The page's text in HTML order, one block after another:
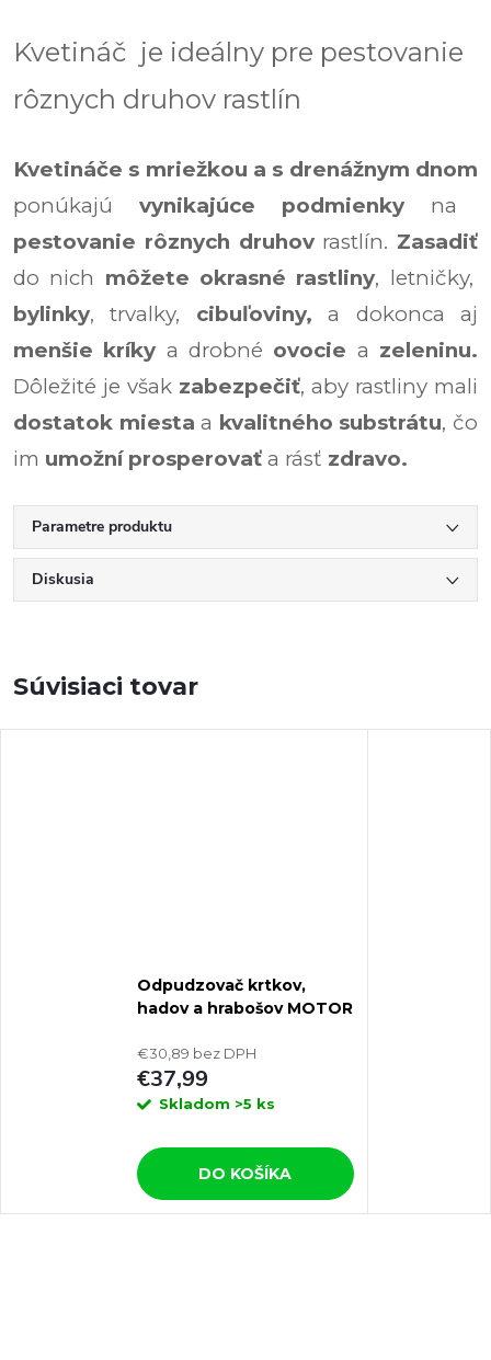
Kvetináč je ideálny pre pestovanie
rôznych druhov rastlín
Kvetináče s mriežkou a s drenážnym dnom
ponúkajú vynikajúce podmienky na
pestovanie rôznych druhovrastlín. Zasadiť
do nich môžete okrasné rastliny, letničky,
bylinky, trvalky, cibuľoviny, a dokonca aj
menšie kríky a drobné ovocie a zeleninu.
Dôležité je však zabezpečiť, aby rastliny mali
dostatok miesta a kvalitného substrátu, čo
im umožní prosperovať a rásť zdravo.
Parametre produktu
Diskusia
Súvisiaci tovar
Odpudzovač krtkov,
hadov a hrabošov MOTOR
€30,89 bez DPH
€37,99
Skladom >5 ks
DO KOŠÍKA